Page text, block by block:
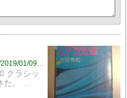
https://iga-120rpm.hatenablog.com/entry/2019/01/09/172217?utm_source=feed
クラシッ
た。 …